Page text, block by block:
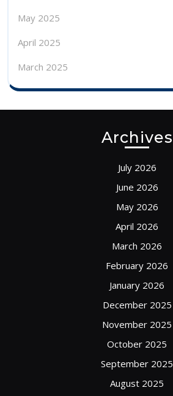
May 2025
April 2025
March 2025
Archives
July 2026
June 2026
May 2026
April 2026
March 2026
February 2026
January 2026
December 2025
November 2025
October 2025
September 2025
August 2025